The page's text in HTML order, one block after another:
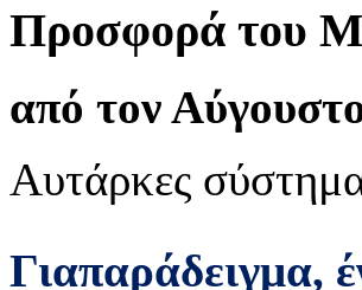
Προσφορά του
από τον
Αυτάρκες
Γιαπαράδειγμα,